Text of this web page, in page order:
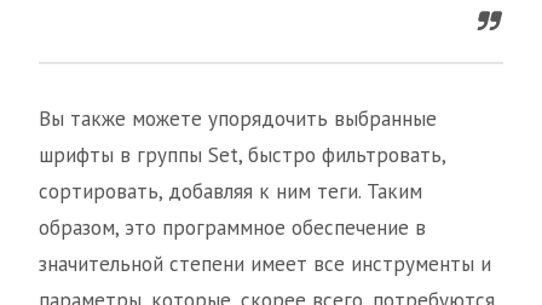
Вы также можете упорядочить выбранные
шрифты в группы Set, быстро фильтровать,
сортировать, добавляя к ним теги. Таким
образом, это программное обеспечение в
значительной степени имеет все инструменты и